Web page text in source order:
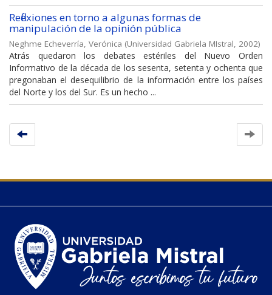
Reflexiones en torno a algunas formas de
manipulación de la opinión pública
Neghme Echeverría, Verónica (Universidad Gabriela MIstral, 2002)
Atrás quedaron los debates estériles del Nuevo Orden
Informativo de la década de los sesenta, setenta y ochenta que
pregonaban el desequilibrio de la información entre los países
del Norte y los del Sur. Es un hecho ...